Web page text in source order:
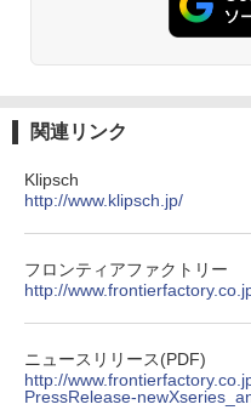
関連リンク
Klipsch
http://www.klipsch.jp/
フロンティアファクトリー
http://
ニュースリリース(PDF)
http://
PressRelease-